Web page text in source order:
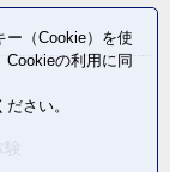
ー（Cookie）を使
の利用に同
さい。